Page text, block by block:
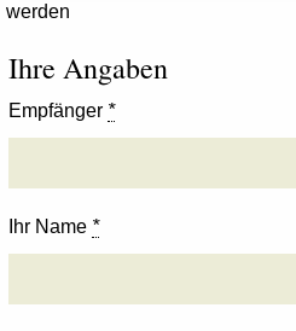
werden
Ihre Angaben
Empfänger *
Ihr Name *